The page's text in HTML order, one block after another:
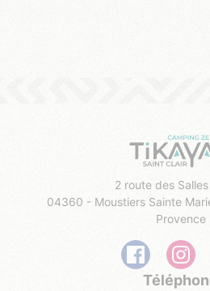
2 route des
04360 - Moustiers Sainte
Provence